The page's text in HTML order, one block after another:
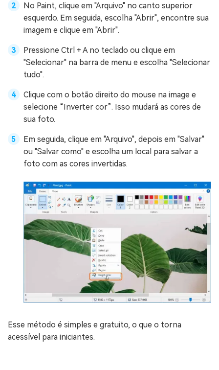
No Paint, clique em "Arquivo" no canto superior
esquerdo. Em seguida, escolha "Abrir", encontre sua
imagem e clique em "Abrir".
Pressione Ctrl + A no teclado ou clique em
"Selecionar" na barra de menu e escolha "Selecionar
tudo".
Clique com o botão direito do mouse na image e
selecione “Inverter cor”. Isso mudará as cores de
sua foto.
Em seguida, clique em "Arquivo", depois em "Salvar"
ou "Salvar como" e escolha um local para salvar a
foto com as cores invertidas.
Esse método é simples e gratuito, o que o torna
acessível para iniciantes.